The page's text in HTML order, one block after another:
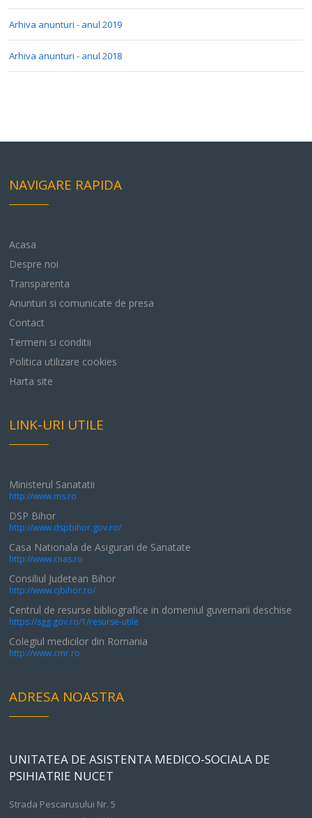
Arhiva anunturi - anul 2019
Arhiva anunturi - anul 2018
NAVIGARE RAPIDA
Acasa
Despre noi
Transparenta
Anunturi si comunicate de presa
Contact
Termeni si conditii
Politica utilizare cookies
Harta site
LINK-URI UTILE
Ministerul Sanatatii
http://www.ms.ro
DSP Bihor
http://www.dspbihor.gov.ro/
Casa Nationala de Asigurari de Sanatate
http://www.cnas.ro
Consiliul Judetean Bihor
http://www.cjbihor.ro/
Centrul de resurse bibliografice in domeniul guvernarii deschise
https://sgg.gov.ro/1/resurse-utile
Colegiul medicilor din Romania
http://www.cmr.ro
ADRESA NOASTRA
UNITATEA DE ASISTENTA MEDICO-SOCIALA DE
PSIHIATRIE NUCET
Strada Pescarusului Nr. 5